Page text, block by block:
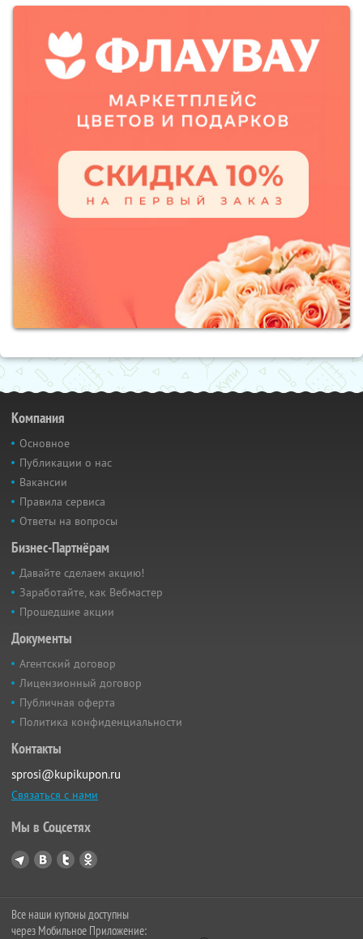
Компания
Основное
Публикации о нас
Вакансии
Правила сервиса
Ответы на вопросы
Бизнес-Партнёрам
Давайте сделаем акцию!
Заработайте, как Вебмастер
Прошедшие акции
Документы
Агентский договор
Лицензионный договор
Публичная оферта
Политика конфиденциальности
Контакты
sprosi@kupikupon.ru
Связаться с нами
Мы в Соцсетях
Все наши купоны доступны
через Мобильное Приложение: